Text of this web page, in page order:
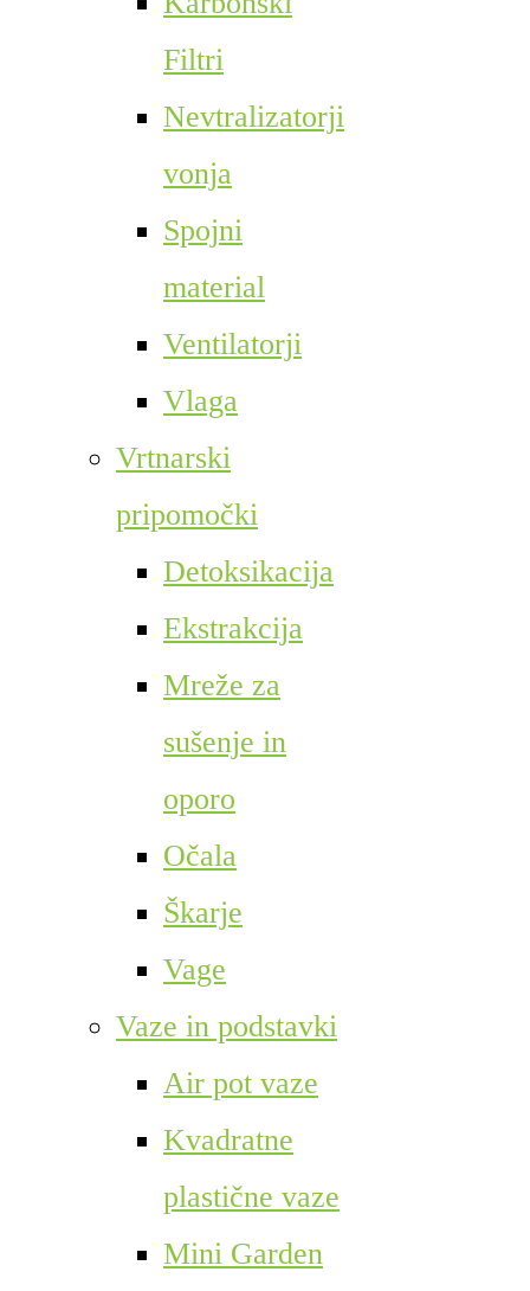
Filtri
Nevtralizatorji
vonja
Spojni
material
Ventilatorji
Vlaga
Vrtnarski
pripomočki
Detoksikacija
Ekstrakcija
Mreže za
sušenje in
oporo
Očala
Škarje
Vage
Vaze in podstavki
Air pot vaze
Kvadratne
plastične vaze
Mini Garden